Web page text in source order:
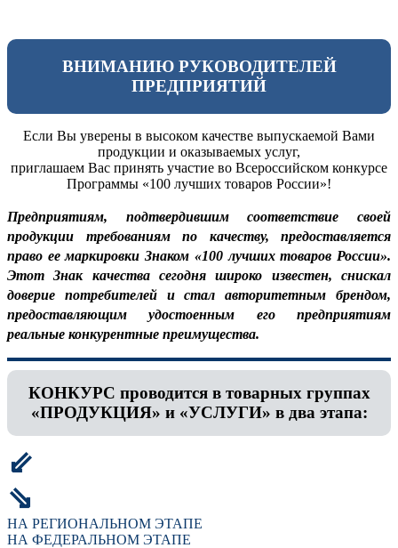
ВНИМАНИЮ РУКОВОДИТЕЛЕЙ
ПРЕДПРИЯТИЙ
Если Вы уверены в высоком качестве выпускаемой Вами
продукции и оказываемых услуг,
приглашаем Вас принять участие во Всероссийском конкурсе
Программы «100 лучших товаров России»!
Предприятиям, подтвердившим соответствие своей
продукции требованиям по качеству, предоставляется
право ее маркировки Знаком «100 лучших товаров России».
Этот Знак качества сегодня широко известен, снискал
доверие потребителей и стал авторитетным брендом,
предоставляющим удостоенным его предприятиям
реальные конкурентные преимущества.
КОНКУРС проводится в товарных группах
«ПРОДУКЦИЯ» и «УСЛУГИ» в два этапа:
⇙
⇘
НА РЕГИОНАЛЬНОМ ЭТАПЕ
НА ФЕДЕРАЛЬНОМ ЭТАПЕ